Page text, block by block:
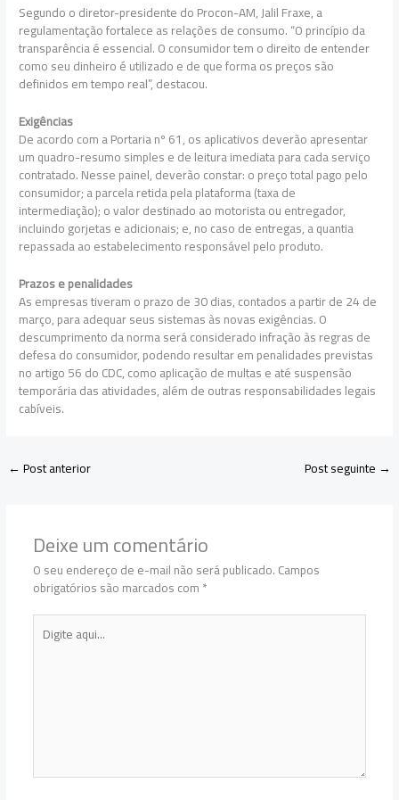
Segundo o diretor-presidente do Procon-AM, Jalil Fraxe, a
regulamentação fortalece as relações de consumo. “O princípio da
transparência é essencial. O consumidor tem o direito de entender
como seu dinheiro é utilizado e de que forma os preços são
definidos em tempo real”, destacou.
Exigências
De acordo com a Portaria nº 61, os aplicativos deverão apresentar
um quadro-resumo simples e de leitura imediata para cada serviço
contratado. Nesse painel, deverão constar: o preço total pago pelo
consumidor; a parcela retida pela plataforma (taxa de
intermediação); o valor destinado ao motorista ou entregador,
incluindo gorjetas e adicionais; e, no caso de entregas, a quantia
repassada ao estabelecimento responsável pelo produto.
Prazos e penalidades
As empresas tiveram o prazo de 30 dias, contados a partir de 24 de
março, para adequar seus sistemas às novas exigências. O
descumprimento da norma será considerado infração às regras de
defesa do consumidor, podendo resultar em penalidades previstas
no artigo 56 do CDC, como aplicação de multas e até suspensão
temporária das atividades, além de outras responsabilidades legais
cabíveis.
←Post anterior Post seguinte →
Deixe um comentário
O seu endereço de e-mail não será publicado.Campos
obrigatórios são marcados com*
Digite
aqui...